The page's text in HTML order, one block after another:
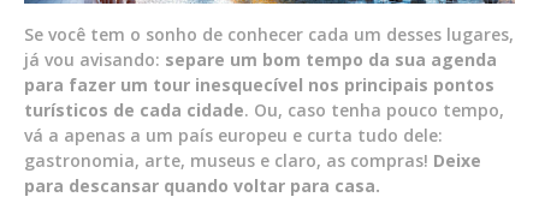
Se você tem o sonho de conhecer cada um desses lugares,
já vou avisando: separe um bom tempo da sua agenda
para fazer um tour inesquecível nos principais pontos
turísticos de cada cidade. Ou, caso tenha pouco tempo,
vá a apenas a um país europeu e curta tudo dele:
gastronomia, arte, museus e claro, as compras! Deixe
para descansar quando voltar para casa.